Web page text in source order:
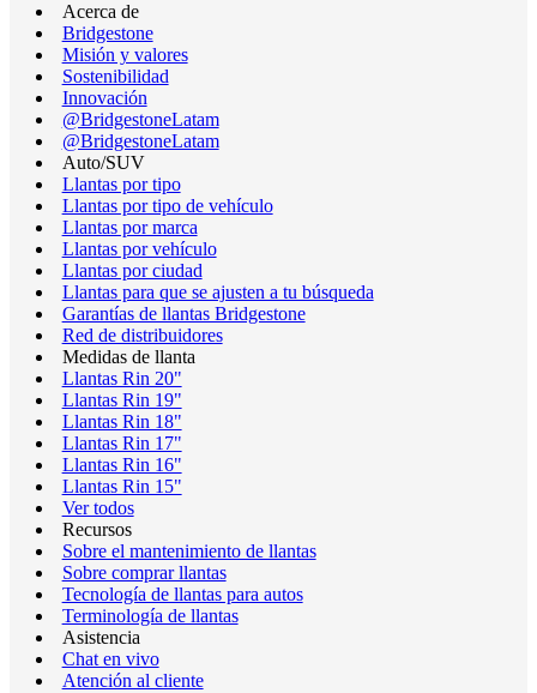
Acerca de
Bridgestone
Misión y valores
Sostenibilidad
Innovación
@BridgestoneLatam
@BridgestoneLatam
Auto/SUV
Llantas por tipo
Llantas por tipo de vehículo
Llantas por marca
Llantas por vehículo
Llantas por ciudad
Llantas para que se ajusten a tu búsqueda
Garantías de llantas Bridgestone
Red de distribuidores
Medidas de llanta
Llantas Rin 20"
Llantas Rin 19"
Llantas Rin 18"
Llantas Rin 17"
Llantas Rin 16"
Llantas Rin 15"
Ver todos
Recursos
Sobre el mantenimiento de llantas
Sobre comprar llantas
Tecnología de llantas para autos
Terminología de llantas
Asistencia
Chat en vivo
Atención al cliente